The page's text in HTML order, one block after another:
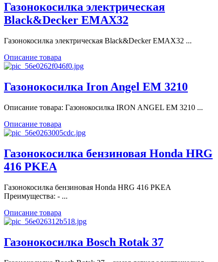
Газонокосилка электрическая
Black&Decker EMAX32
Газонокосилка электрическая Black&Decker EMAX32 ...
Описание товара
Газонокосилка Iron Angel EM 3210
Описание товара: Газонокосилка IRON ANGEL EM 3210 ...
Описание товара
Газонокосилка бензиновая Honda HRG
416 PKEA
Газонокосилка бензиновая Honda HRG 416 PKEA
Преимущества: - ...
Описание товара
Газонокосилка Bosch Rotak 37